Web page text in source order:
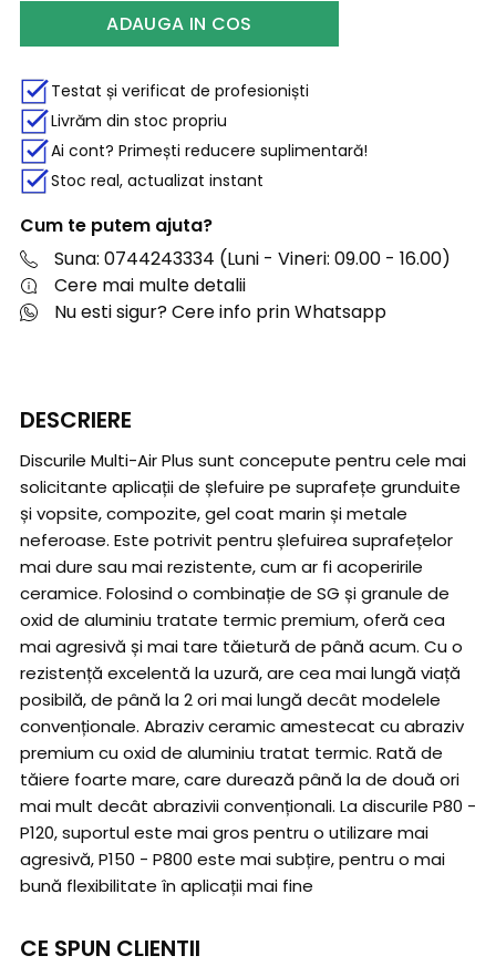
ADAUGA IN COS
Testat și verificat de profesioniști
Livrăm din stoc propriu
Ai cont? Primești reducere suplimentară!
Stoc real, actualizat instant
Cum te putem ajuta?
Suna: 0744243334 (Luni - Vineri: 09.00 - 16.00)
Cere mai multe detalii
Nu esti sigur? Cere info prin Whatsapp
DESCRIERE
Discurile Multi-Air Plus sunt concepute pentru cele mai
solicitante aplicații de șlefuire pe suprafețe grunduite
și vopsite, compozite, gel coat marin și metale
neferoase. Este potrivit pentru șlefuirea suprafețelor
mai dure sau mai rezistente, cum ar fi acoperirile
ceramice. Folosind o combinație de SG și granule de
oxid de aluminiu tratate termic premium, oferă cea
mai agresivă și mai tare tăietură de până acum. Cu o
rezistență excelentă la uzură, are cea mai lungă viață
posibilă, de până la 2 ori mai lungă decât modelele
convenționale. Abraziv ceramic amestecat cu abraziv
premium cu oxid de aluminiu tratat termic. Rată de
tăiere foarte mare, care durează până la de două ori
mai mult decât abrazivii convenționali. La discurile P80 -
P120, suportul este mai gros pentru o utilizare mai
agresivă, P150 - P800 este mai subțire, pentru o mai
bună flexibilitate în aplicații mai fine
CE SPUN CLIENTII